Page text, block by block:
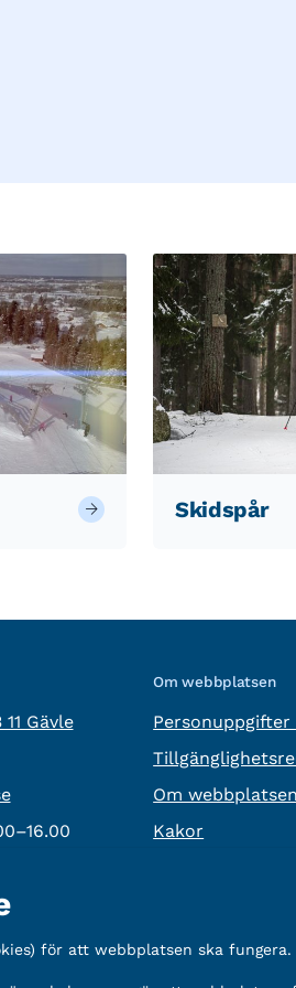
Skidspår
Gävle
Om webbplatsen
Om webbplatsen
Kakor
för att webbplatsen ska fungera.